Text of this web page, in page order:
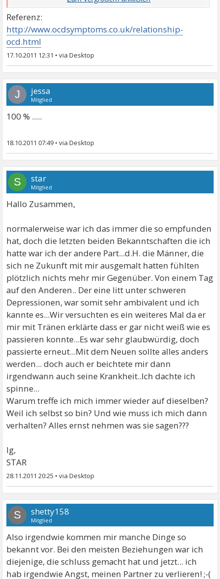
Was ist ROCD?
Beim ROCD ist es üblich für die Erkrankten sich
immer wieder zu fragen, ob ihre aktuellen Partner
wirklich die richtige Person für sie sind, und ob sie
ihren Partner tatsächlich lieben oder nicht. Die
meisten Menschen sind sich darin bewusst, dass es
keine Beziehung ohne Mängel und Tiefpunkten gibt,
dies zu erkennen.
Dies kann Erkrankte dazu führen zu glauben, dass sie
ihren Partner nicht wirklich (ernsthaft) lieben. In
anderen Fällen können sie ebenso denken, dass sie
zu mängelbehaftet sind, um eine andere Person zu
lieben. So führt ROCD häufig zu einer temporären
oder dauerhaften Beendigung der Beziehung.
eigentlich perfekt zu ihnen passten, weil sie fühlen,
dass ihre Gefühle für ihren Partner nicht so sind, wie
sie sein solten. Dies führt dazu, dass sich gewaltige
Spannungen in der Beziehung bilden, welche die
Erkrankten möglicherweise ebenso als ein Zeichen
sehen, dass die Beziehung dabei ist zu scheitern, bzw.
schon gescheitert ist.
Wenn nun die Erkrankten daran gehen die Beziehung
zu beenden, haben sie oft nicht einmal eine richtige
Vorstellung davon, warum sie dieses tun (außer der
Tatsache, dass die Gefühle nicht "richtig" sind). Sie
können auch keinen guten Grund angeben, falls man
sie ernsthaft fragt.
Und wenn die Erkrankten ganz tief wissen, dass sie
ihren Partner lieben, prüfen sie sich dennoch ständig,
Zweifel nagen an dem Erkrankten und ist oftmals
psychisch kräftezehrend - genauso wie die meisten
anderen Zwangssymptome.
Trigger für ROCD
ROCD kann ausgelöst werden durch verschiedene
Gedanken und Bilder und oftmals variert dies von
Erkrankten zu Erkrankten. Filme, Fernsehsendungen
und Lieder können als ein starker Auslöser agieren.
Beim sehen oder hören dieser Medien, beginnen die
Referenz:
http://www.ocdsymptoms.co.uk/relationship-
ocd.html
17.10.2011 12:31 •
J jessa
Mitglied
100 % .....
18.10.2011 07:49 •
S star
Mitglied
Hallo Zusammen,
normalerweise war ich das immer die so empfunden
hat, doch die letzten beiden Bekanntschaften die ich
hatte war ich der andere Part...d.H. die Männer, die
sich ne Zukunft mit mir ausgemalt hatten fühlten
plötzlich nichts mehr mir Gegenüber. Von einem Tag
auf den Anderen.. Der eine litt unter schweren
Depressionen, war somit sehr ambivalent und ich
kannte es...Wir versuchten es ein weiteres Mal da er
mir mit Tränen erklärte dass er gar nicht weiß wie es
passieren konnte...Es war sehr glaubwürdig, doch
passierte erneut...Mit dem Neuen sollte alles anders
werden... doch auch er beichtete mir dann
irgendwann auch seine Krankheit..Ich dachte ich
spinne...
Warum treffe ich mich immer wieder auf dieselben?
Weil ich selbst so bin? Und wie muss ich mich dann
verhalten? Alles ernst nehmen was sie sagen???
lg,
STAR
28.11.2011 20:25 •
S shetty158
Mitglied
Also irgendwie kommen mir manche Dinge so
bekannt vor. Bei den meisten Beziehungen war ich
diejenige, die schluss gemacht hat und jetzt... ich
hab irgendwie Angst, meinen Partner zu verlieren! ;-(